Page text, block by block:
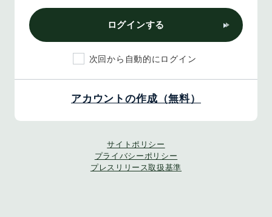
ログインする
次回から自動的にログイン
アカウントの作成（無料）
サイトポリシー
プライバシーポリシー
プレスリリース取扱基準